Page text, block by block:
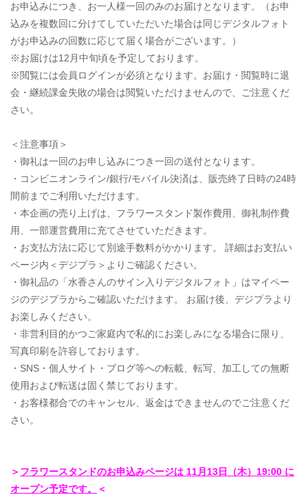
お申込みにつき、 お一人様一回のみのお届けとなります。（お申
込みを複数回に分けてしていただいた場合は同じデジタルフォト
がお申込みの回数に応じて届く場合がございます。）
※お届けは12月中旬頃を予定しております。
※閲覧には会員ログインが必須となります。 お届け ・閲覧時に退
会・継続課金失敗の場合は閲覧いただけませんので、ご注意くだ
さい。
＜注意事項＞
・御礼は一回のお申し込みにつき一回の送付となります。
・コンビニオンライン/銀行/モバイル決済は、販売終了日時の24時
間前までご利用いただけます。
・本企画の売り上げは、フラワースタンド製作費用、御礼制作費
用、一部運営費用に充てさせていただきます。
・お支払方法に応じて別途手数料がかかります。 詳細はお支払い
ページ内＜デジプラ＞よりご確認ください。
・御礼品の「水香さんのサイン入りデジタルフォト」はマイペー
ジのデジプラからご確認いただけます。 お届け後、デジプラより
お楽しみください。
・非営利目的かつご家庭内で私的にお楽しみになる場合に限り、
写真印刷を許容しております。
・SNS・個人サイト・ブログ等への転載、転写、加工しての無断
使用および転送は固く禁じております。
・お客様都合でのキャンセル、返金はできませんのでご注意くだ
さい。
＞ フラワースタンドのお申込みページは 11月13日（木）19:00 に
オープン予定です。
＜